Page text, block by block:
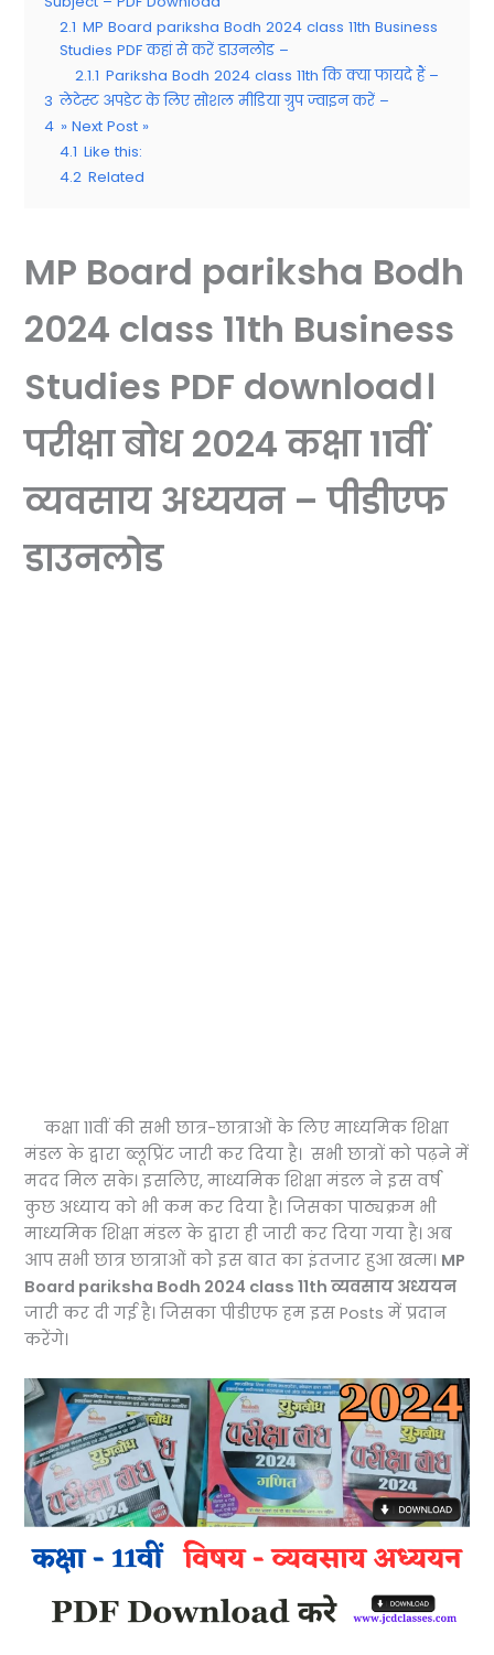
2.1 MP Board pariksha Bodh 2024 class 11th Business
Studies PDF कहां से करें डाउनलोड –
2.1.1 Pariksha Bodh 2024 class 11th कि क्या फायदे हैं –
3 लेटेस्ट अपडेट के लिए सोशल मीडिया ग्रुप ज्वाइन करें –
4 » Next Post »
4.1 Like this:
4.2 Related
MP Board pariksha Bodh
2024 class 11th Business
Studies PDF download।
परीक्षा बोध 2024 कक्षा 11वीं
व्यवसाय अध्ययन – पीडीएफ
डाउनलोड
कक्षा 11वीं की सभी छात्र-छात्राओं के लिए माध्यमिक शिक्षा
मंडल के द्वारा ब्लूप्रिंट जारी कर दिया है। सभी छात्रों को पढ़ने में
मदद मिल सके। इसलिए, माध्यमिक शिक्षा मंडल ने इस वर्ष
कुछ अध्याय को भी कम कर दिया है। जिसका पाठ्यक्रम भी
माध्यमिक शिक्षा मंडल के द्वारा ही जारी कर दिया गया है। अब
आप सभी छात्र छात्राओं को इस बात का इंतजार हुआ खत्म। MP
Board pariksha Bodh 2024 class 11th व्यवसाय अध्ययन
जारी कर दी गई है। जिसका पीडीएफ हम इस Posts में प्रदान
करेंगे।